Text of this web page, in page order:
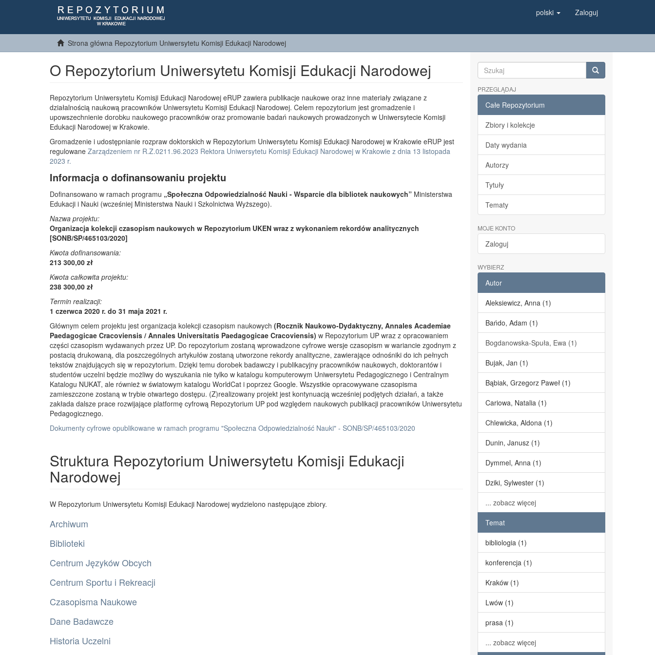
polski Zaloguj
Strona główna Repozytorium Uniwersytetu Komisji Edukacji Narodowej
O Repozytorium Uniwersytetu Komisji Edukacji Narodowej
Repozytorium Uniwersytetu Komisji Edukacji Narodowej eRUP zawiera publikacje naukowe oraz inne materiały związane z
działalnością naukową pracowników Uniwersytetu Komisji Edukacji Narodowej. Celem repozytorium jest gromadzenie i
upowszechnienie dorobku naukowego pracowników oraz promowanie badań naukowych prowadzonych w Uniwersytecie Komisji
Edukacji Narodowej w Krakowie.
Gromadzenie i udostępnianie rozpraw doktorskich w Repozytorium Uniwersytetu Komisji Edukacji Narodowej w Krakowie eRUP jest
regulowane Zarządzeniem nr R.Z.0211.96.2023 Rektora Uniwersytetu Komisji Edukacji Narodowej w Krakowie z dnia 13 listopada
2023 r.
Informacja o dofinansowaniu projektu
Dofinansowano w ramach programu „Społeczna Odpowiedzialność Nauki - Wsparcie dla bibliotek naukowych” Ministerstwa
Edukacji i Nauki (wcześniej Ministerstwa Nauki i Szkolnictwa Wyższego).
Nazwa projektu:
Organizacja kolekcji czasopism naukowych w Repozytorium UKEN wraz z wykonaniem rekordów analitycznych
[SONB/SP/465103/2020]
Kwota dofinansowania:
213 300,00 zł
Kwota całkowita projektu:
238 300,00 zł
Termin realizacji:
1 czerwca 2020 r. do 31 maja 2021 r.
Głównym celem projektu jest organizacja kolekcji czasopism naukowych (Rocznik Naukowo-Dydaktyczny, Annales Academiae
Paedagogicae Cracoviensis / Annales Universitatis Paedagogicae Cracoviensis) w Repozytorium UP wraz z opracowaniem
części czasopism wydawanych przez UP. Do repozytorium zostaną wprowadzone cyfrowe wersje czasopism w wariancie zgodnym z
postacią drukowaną, dla poszczególnych artykułów zostaną utworzone rekordy analityczne, zawierające odnośniki do ich pełnych
tekstów znajdujących się w repozytorium. Dzięki temu dorobek badawczy i publikacyjny pracowników naukowych, doktorantów i
studentów uczelni będzie możliwy do wyszukania nie tylko w katalogu komputerowym Uniwersytetu Pedagogicznego i Centralnym
Katalogu NUKAT, ale również w światowym katalogu WorldCat i poprzez Google. Wszystkie opracowywane czasopisma
zamieszczone zostaną w trybie otwartego dostępu. (Z)realizowany projekt jest kontynuacją wcześniej podjętych działań, a także
zakłada dalsze prace rozwijające platformę cyfrową Repozytorium UP pod względem naukowych publikacji pracowników Uniwersytetu
Pedagogicznego.
Dokumenty cyfrowe opublikowane w ramach programu "Społeczna Odpowiedzialność Nauki" - SONB/SP/465103/2020
Struktura Repozytorium Uniwersytetu Komisji Edukacji
Narodowej
W Repozytorium Uniwersytetu Komisji Edukacji Narodowej wydzielono następujące zbiory.
Archiwum
Biblioteki
Centrum Języków Obcych
Centrum Sportu i Rekreacji
Czasopisma Naukowe
Dane Badawcze
Historia Uczelni
PRZEGLĄDAJ
Całe Repozytorium
Zbiory i kolekcje
Daty wydania
Autorzy
Tytuły
Tematy
MOJE KONTO
Zaloguj
WYBIERZ
Autor
Aleksiewicz, Anna (1)
Bańdo, Adam (1)
Bogdanowska-Spuła, Ewa (1)
Bujak, Jan (1)
Bąbiak, Grzegorz Paweł (1)
Cariowa, Natalia (1)
Chlewicka, Aldona (1)
Dunin, Janusz (1)
Dymmel, Anna (1)
Dziki, Sylwester (1)
... zobacz więcej
Temat
bibliologia (1)
konferencja (1)
Kraków (1)
Lwów (1)
prasa (1)
... zobacz więcej